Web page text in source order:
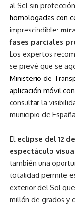
al Sol sin
homologadas con
imprescindible:
fases parciales
Los expertos
se prevé que se
Ministerio de
aplicación móvil
consultar la
municipio de
El eclipse del 12
espectáculo
también una
totalidad permite
exterior del Sol
millón de grados y